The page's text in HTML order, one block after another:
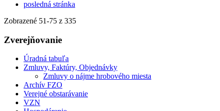
posledná stránka
Zobrazené 51-75 z 335
Zverejňovanie
Úradná tabuľa
Zmluvy, Faktúry, Objednávky
Zmluvy o nájme hrobového miesta
Archív FZO
Verejné obstarávanie
VZN